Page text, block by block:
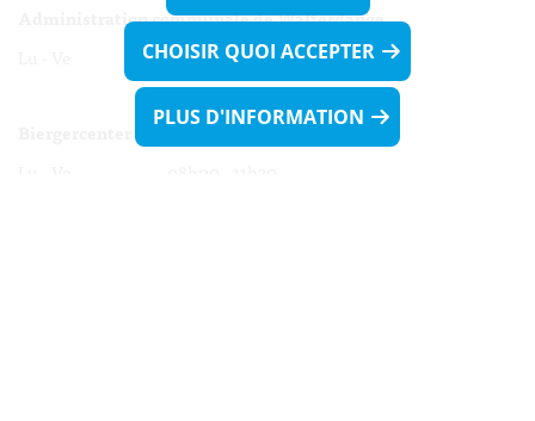
Administration communale de Walferdange
Lu - Ve 08h00 - 11h30
13h30 - 16h00
CHOISIR QUOI ACCEPTER
PLUS D'INFORMATION